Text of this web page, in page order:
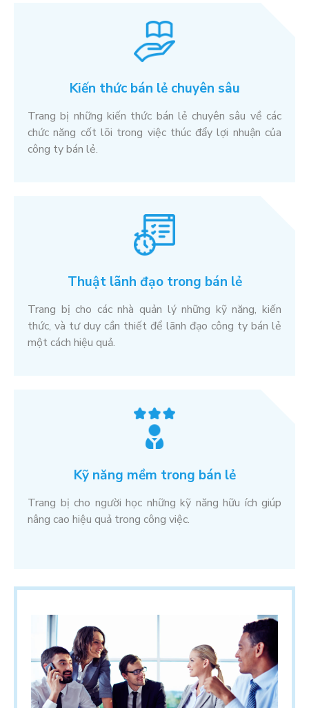
Kiến thức bán lẻ chuyên sâu
Trang bị những kiến thức bán lẻ chuyên sâu về các
chức năng cốt lõi trong việc thúc đẩy lợi nhuận của
công ty bán lẻ.
Thuật lãnh đạo trong bán lẻ
Trang bị cho các nhà quản lý những kỹ năng, kiến
thức, và tư duy cần thiết để lãnh đạo công ty bán lẻ
một cách hiệu quả.
Kỹ năng mềm trong bán lẻ
Trang bị cho người học những kỹ năng hữu ích giúp
nâng cao hiệu quả trong công việc.